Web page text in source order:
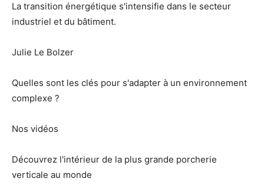
La transition énergétique s'intensifie dans le secteur
industriel et du bâtiment.
Julie Le Bolzer
Quelles sont les clés pour s'adapter à un environnement
complexe ?
Nos vidéos
Découvrez l'intérieur de la plus grande porcherie
verticale au monde